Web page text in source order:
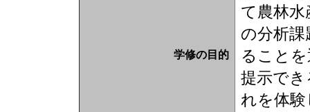
学修の目的
て農林
の分析
ること
提示で
れを体